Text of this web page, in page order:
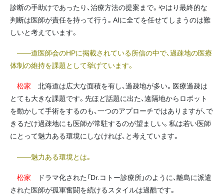
診断の手助けであったり、治療方法の提案まで。やはり最終的な
判断は医師が責任を持って行う。AIに全てを任せてしまうのは難
しいと考えています。
――道医師会のHPに掲載されている所信の中で、過疎地の医療
体制の維持を課題として挙げています。
松家 北海道は広大な面積を有し、過疎地が多い。医療過疎は
とても大きな課題です。先ほど話題に出た、遠隔地からロボット
を動かして手術をするのも、一つのアプローチではありますが、で
きるだけ過疎地にも医師が常駐するのが望ましい。私は若い医師
にとって魅力ある環境にしなければ、と考えています。
――魅力ある環境とは。
松家 ドラマ化された「Dr.コトー診療所」のように、離島に派遣
された医師が孤軍奮闘を続けるスタイルは過酷です。